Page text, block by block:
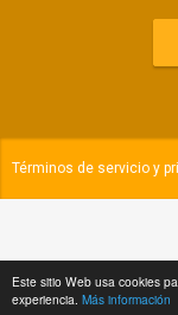
Este sitio Web usa cookies
experiencia. Más información
Términos de servicio y